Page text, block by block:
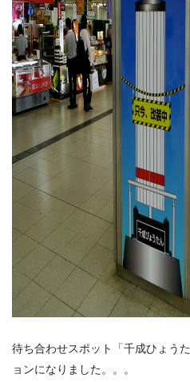
待ち合わせスポット「千成ひょう
ョンになりました。。。